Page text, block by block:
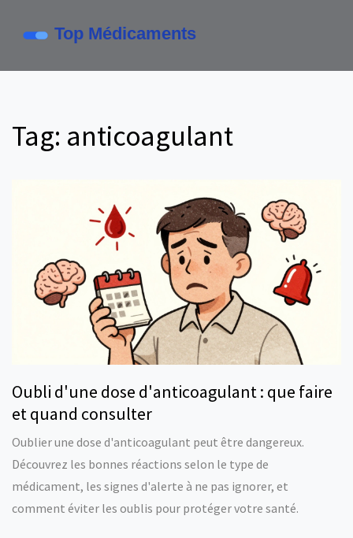
Tag: anticoagulant
Oubli d'une dose d'anticoagulant : que faire
et quand consulter
Oublier une dose d'anticoagulant peut être dangereux.
Découvrez les bonnes réactions selon le type de
médicament, les signes d'alerte à ne pas ignorer, et
comment éviter les oublis pour protéger votre santé.